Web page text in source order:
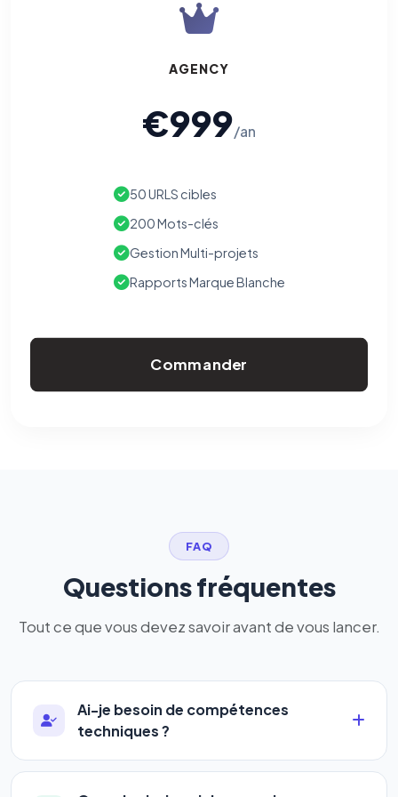
AGENCY
€999/an
50 URLS cibles
200 Mots-clés
Gestion Multi-projets
Rapports Marque Blanche
Commander
FAQ
Questions fréquentes
Tout ce que vous devez savoir avant de vous lancer.
Ai-je besoin de compétences
techniques ?
Absolument pas. Notre logiciel a été conçu pour